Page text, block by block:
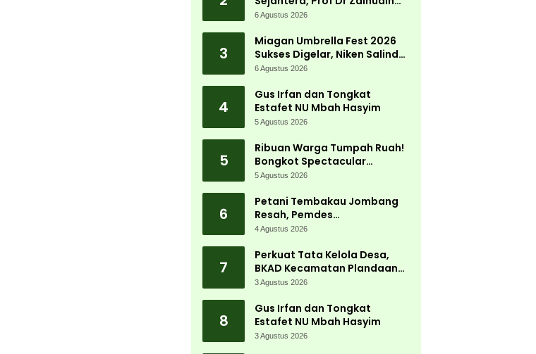
Maliki: Kita Wujudkan
Potensi Desa
6 Agustus 2026
3
Miagan Umbrella Fest 2026
Sukses Digelar, Niken Salindry
Jadi Magnet Ribuan
6 Agustus 2026
4
Gus Irfan dan Tongkat
Estafet NU Mbah Hasyim
5 Agustus 2026
5
Ribuan Warga Tumpah Ruah!
Bongkot Spectacular
Carnival 2026 Jadi Pesta
Peterongan
5 Agustus 2026
6
Petani Tembakau Jombang
Resah, Pemdes
Tanjungwadung dan Disperta
4 Agustus 2026
7
Perkuat Tata Kelola Desa,
BKAD Kecamatan Plandaan
Gelar Pelatihan Aparatur
3 Agustus 2026
8
Gus Irfan dan Tongkat
Estafet NU Mbah Hasyim
3 Agustus 2026